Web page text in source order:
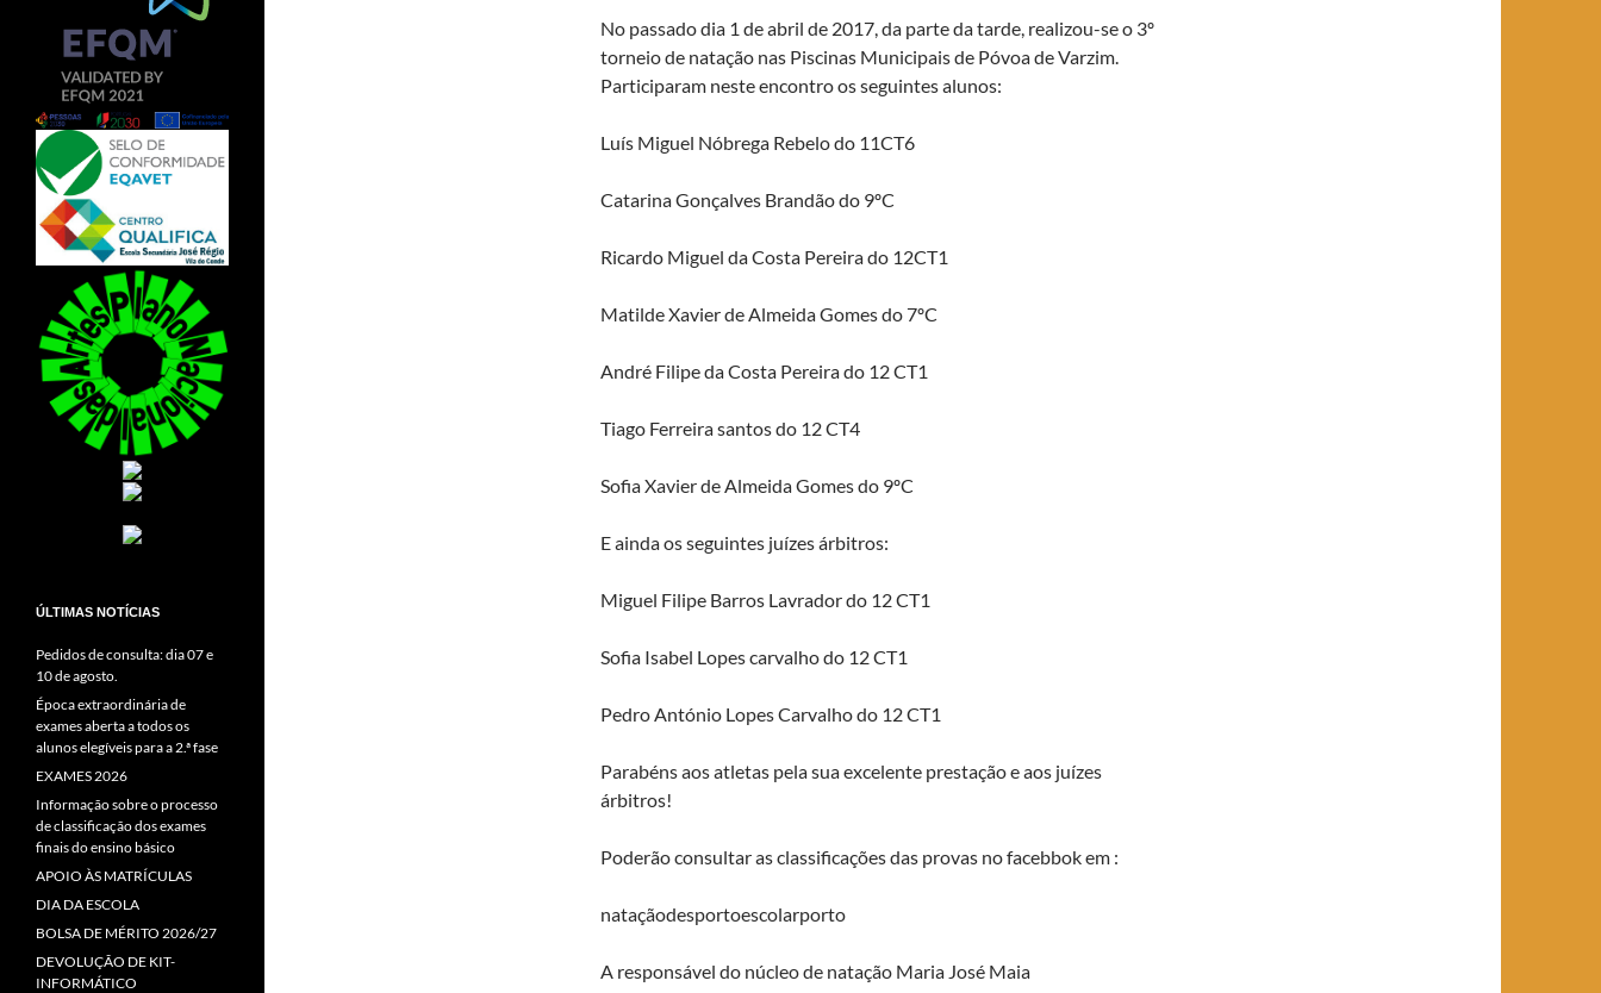
No passado dia 1 de abril de 2017, da parte da tarde, realizou-se o 3º
torneio de natação nas Piscinas Municipais de Póvoa de Varzim.
Participaram neste encontro os seguintes alunos:
Luís Miguel Nóbrega Rebelo do 11CT6
Catarina Gonçalves Brandão do 9ºC
Ricardo Miguel da Costa Pereira do 12CT1
Matilde Xavier de Almeida Gomes do 7ºC
André Filipe da Costa Pereira do 12 CT1
Tiago Ferreira santos do 12 CT4
Sofia Xavier de Almeida Gomes do 9ºC
E ainda os seguintes juízes árbitros:
Miguel Filipe Barros Lavrador do 12 CT1
Sofia Isabel Lopes carvalho do 12 CT1
Pedro António Lopes Carvalho do 12 CT1
Parabéns aos atletas pela sua excelente prestação e aos juízes
árbitros!
Poderão consultar as classificações das provas no facebbok em :
nataçãodesportoescolarporto
A responsável do núcleo de natação Maria José Maia
ÚLTIMAS NOTÍCIAS
Pedidos de consulta: dia 07 e
10 de agosto.
Época extraordinária de
exames aberta a todos os
alunos elegíveis para a 2.ª fase
EXAMES 2026
Informação sobre o processo
de classificação dos exames
finais do ensino básico
APOIO ÀS MATRÍCULAS
DIA DA ESCOLA
BOLSA DE MÉRITO 2026/27
DEVOLUÇÃO DE KIT-
INFORMÁTICO